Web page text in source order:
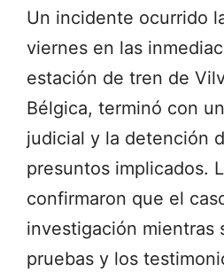
Un incidente ocurrido
viernes en las
estación de tren de
Bélgica, terminó con
judicial y la detención
presuntos implicados.
confirmaron que el
investigación mientras
pruebas y los